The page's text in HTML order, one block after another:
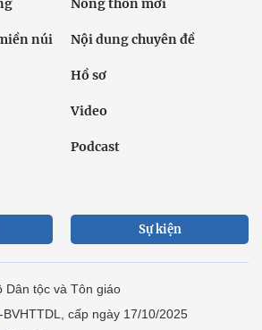
Nông thôn mới
núi Nội dung chuyên đề
Hồ sơ
Video
Podcast
Sự kiện
Dân tộc và Tôn giáo
cấp ngày 17/10/2025